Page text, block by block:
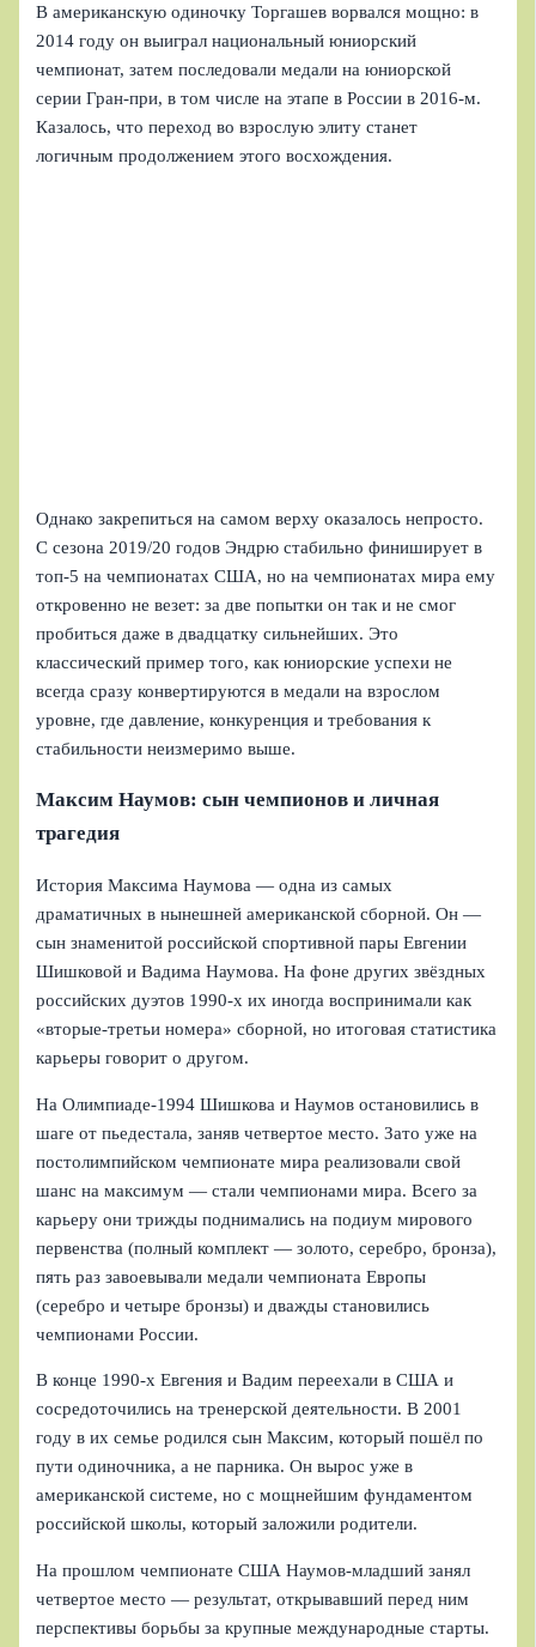
В американскую одиночку Торгашев ворвался мощно: в
2014 году он выиграл национальный юниорский
чемпионат, затем последовали медали на юниорской
серии Гран-при, в том числе на этапе в России в 2016-м.
Казалось, что переход во взрослую элиту станет
логичным продолжением этого восхождения.
Однако закрепиться на самом верху оказалось непросто.
С сезона 2019/20 годов Эндрю стабильно финиширует в
топ-5 на чемпионатах США, но на чемпионатах мира ему
откровенно не везет: за две попытки он так и не смог
пробиться даже в двадцатку сильнейших. Это
классический пример того, как юниорские успехи не
всегда сразу конвертируются в медали на взрослом
уровне, где давление, конкуренция и требования к
стабильности неизмеримо выше.
Максим Наумов: сын чемпионов и личная
трагедия
История Максима Наумова — одна из самых
драматичных в нынешней американской сборной. Он —
сын знаменитой российской спортивной пары Евгении
Шишковой и Вадима Наумова. На фоне других звёздных
российских дуэтов 1990-х их иногда воспринимали как
«вторые-третьи номера» сборной, но итоговая статистика
карьеры говорит о другом.
На Олимпиаде-1994 Шишкова и Наумов остановились в
шаге от пьедестала, заняв четвертое место. Зато уже на
постолимпийском чемпионате мира реализовали свой
шанс на максимум — стали чемпионами мира. Всего за
карьеру они трижды поднимались на подиум мирового
первенства (полный комплект — золото, серебро, бронза),
пять раз завоевывали медали чемпионата Европы
(серебро и четыре бронзы) и дважды становились
чемпионами России.
В конце 1990-х Евгения и Вадим переехали в США и
сосредоточились на тренерской деятельности. В 2001
году в их семье родился сын Максим, который пошёл по
пути одиночника, а не парника. Он вырос уже в
американской системе, но с мощнейшим фундаментом
российской школы, который заложили родители.
На прошлом чемпионате США Наумов-младший занял
четвертое место — результат, открывавший перед ним
перспективы борьбы за крупные международные старты.